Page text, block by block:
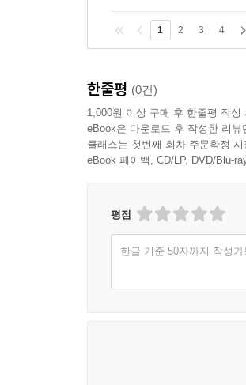
1 2 3 4
한줄평 (0건)
1,000원 이상 구매 후 한줄평 작성
eBook은 다운로드 후 작성한 리
클래스는 첫번째 회차 주문확정
eBook 페이백, CD/LP, DVD/Blu-
평점
한글 기준 50자까지 작성가